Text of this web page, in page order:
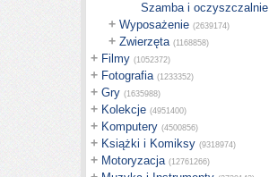
Szamba i oczyszczalnie
+ Wyposażenie (2639174)
+ Zwierzęta (1168858)
+ Filmy (1052372)
+ Fotografia (1233352)
+ Gry (1635988)
+ Kolekcje (4951400)
+ Komputery (4500856)
+ Książki i Komiksy (9318974)
+ Motoryzacja (12761266)